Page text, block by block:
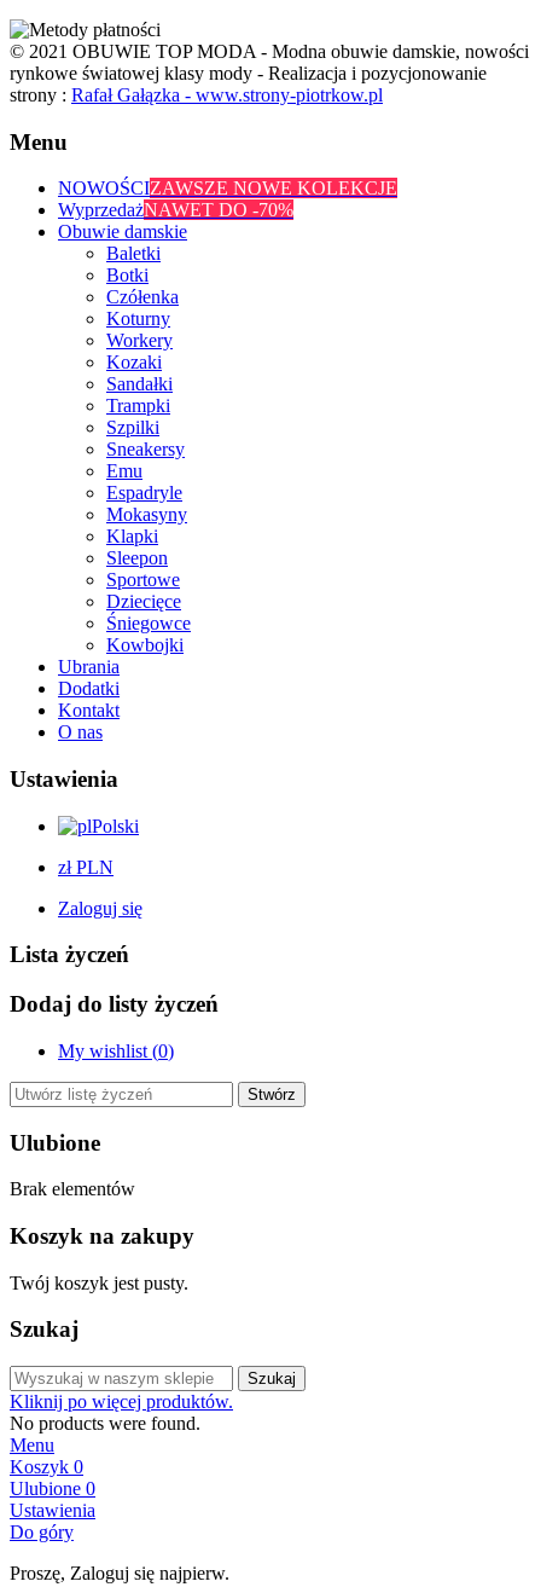
© 2021 OBUWIE TOP MODA - Modna obuwie damskie, nowości
rynkowe światowej klasy mody - Realizacja i pozycjonowanie
strony : Rafał Gałązka - www.strony-piotrkow.pl
Menu
NOWOŚCIZAWSZE NOWE KOLEKCJE
WyprzedażNAWET DO -70%
Obuwie damskie
Baletki
Botki
Czółenka
Koturny
Workery
Kozaki
Sandałki
Trampki
Szpilki
Sneakersy
Emu
Espadryle
Mokasyny
Klapki
Sleepon
Sportowe
Dziecięce
Śniegowce
Kowbojki
Ubrania
Dodatki
Kontakt
O nas
Ustawienia
Polski
zł PLN
Zaloguj się
Lista życzeń
Dodaj do listy życzeń
My wishlist (0)
Stwórz
Ulubione
Brak elementów
Koszyk na zakupy
Twój koszyk jest pusty.
Szukaj
Szukaj
Kliknij po więcej produktów.
No products were found.
Menu
Koszyk 0
Ulubione 0
Ustawienia
Do góry
Proszę, Zaloguj się najpierw.